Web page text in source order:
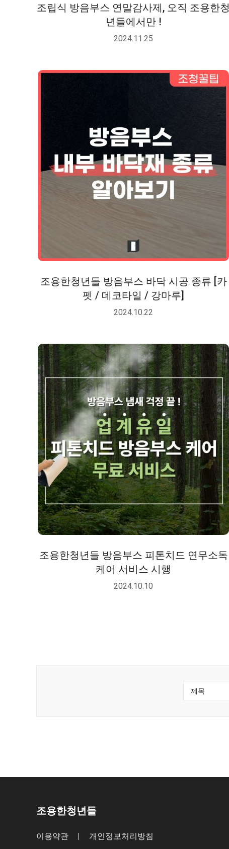
조립식 방음부스 연말감사제, 오직 조용한청
년들에서만 !
2024.11.25
조용한청년들 방음부스 바닥 시공 종류 [카
펫 / 데코타일 / 강마루]
2024.10.22
조용한청년들 방음부스 피톤치드 연무소독
케어 서비스 시행
2024.10.10
조용한청년들
이용약관 개인정보처리방침